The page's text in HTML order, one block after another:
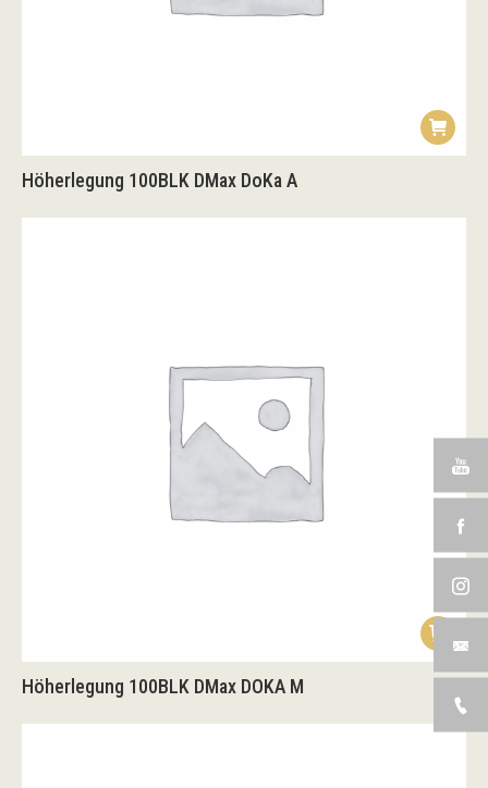
Höherlegung 100BLK DMax DoKa A
Höherlegung 100BLK DMax DOKA M